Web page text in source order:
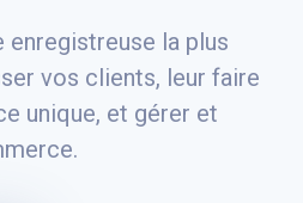
la plus
vos clients, leur faire
unique, et gérer et